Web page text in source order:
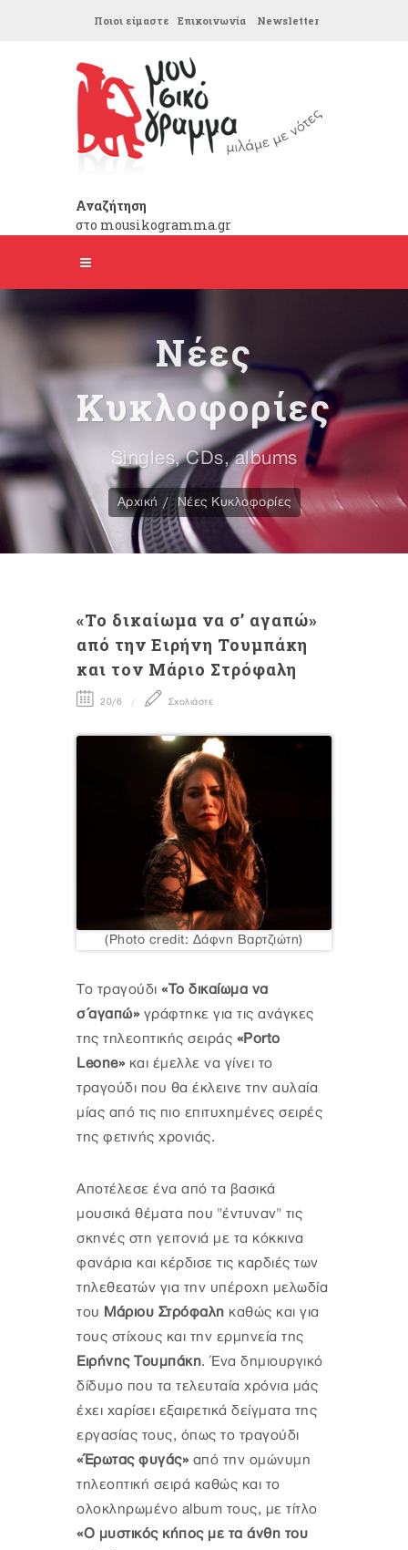
Ποιοι είμαστε Επικοινωνία Newsletter
Αναζήτηση
στο mousikogramma.gr
Νέες
Κυκλοφορίες
Singles, CDs, albums
Αρχική Νέες Κυκλοφορίες
«Το δικαίωμα να σ’ αγαπώ»
από την Ειρήνη Τουμπάκη
και τον Μάριο Στρόφαλη
20/6 Σχολιάστε
(Photo credit: Δάφνη Βαρτζιώτη)
Το τραγούδι «Το δικαίωμα να
σ΄αγαπώ» γράφτηκε για τις ανάγκες
της τηλεοπτικής σειράς «Porto
Leone» και έμελλε να γίνει το
τραγούδι που θα έκλεινε την αυλαία
μίας από τις πιο επιτυχημένες σειρές
της φετινής χρονιάς.
Αποτέλεσε ένα από τα βασικά
μουσικά θέματα που "έντυναν" τις
σκηνές στη γειτονιά με τα κόκκινα
φανάρια και κέρδισε τις καρδιές των
τηλεθεατών για την υπέροχη μελωδία
του Μάριου Στρόφαλη καθώς και για
τους στίχους και την ερμηνεία της
Ειρήνης Τουμπάκη. Ένα δημιουργικό
δίδυμο που τα τελευταία χρόνια μάς
έχει χαρίσει εξαιρετικά δείγματα της
εργασίας τους, όπως το τραγούδι
«Έρωτας φυγάς» από την ομώνυμη
τηλεοπτική σειρά καθώς και το
ολοκληρωμένο album τους, με τίτλο
«Ο μυστικός κήπος με τα άνθη του